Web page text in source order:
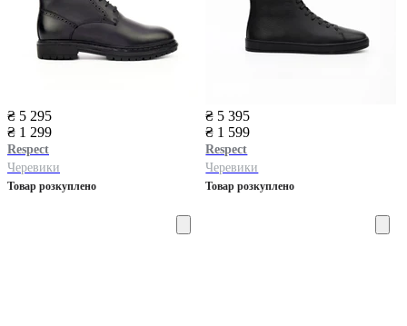
₴ 5 295
₴ 1 299
Respect
Черевики
Товар розкуплено
₴ 5 395
₴ 1 599
Respect
Черевики
Товар розкуплено